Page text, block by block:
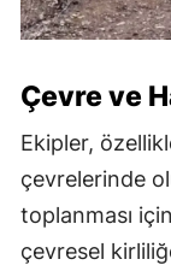
Çevre ve
Ekipler,
çevrelerinde
toplanması
çevresel